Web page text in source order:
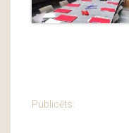
Publicēts: